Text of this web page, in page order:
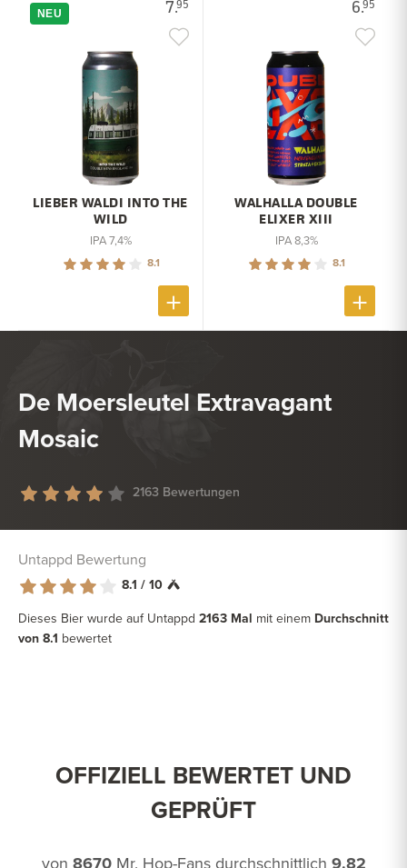
7.95
NEU
LIEBER WALDI INTO THE
WILD
IPA 7,4%
8.1
6.95
WALHALLA DOUBLE
ELIXER XIII
IPA 8,3%
8.1
De Moersleutel Extravagant
Mosaic
2163 Bewertungen
Untappd Bewertung
8.1 / 10
Dieses Bier wurde auf Untappd 2163 Mal mit einem Durchschnitt
von 8.1 bewertet
OFFIZIELL BEWERTET UND
GEPRÜFT
von Mr. Hop-Fans durchschnittlich